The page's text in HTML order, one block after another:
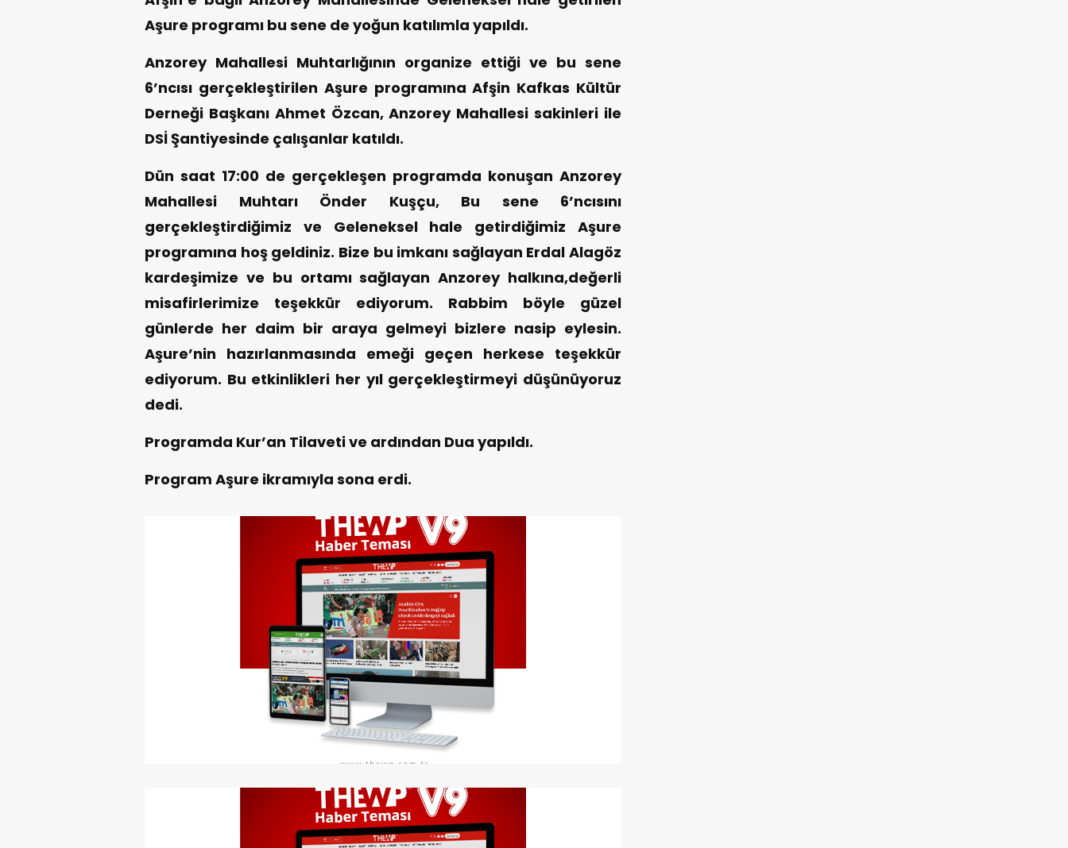
Aşure programı bu sene de yoğun katılımla yapıldı.
Anzorey Mahallesi Muhtarlığının organize ettiği ve bu sene
6’ncısı gerçekleştirilen Aşure programına Afşin Kafkas Kültür
Derneği Başkanı Ahmet Özcan, Anzorey Mahallesi sakinleri ile
DSİ Şantiyesinde çalışanlar katıldı.
Dün saat 17:00 de gerçekleşen programda konuşan Anzorey
Mahallesi Muhtarı Önder Kuşçu, Bu sene 6’ncısını
gerçekleştirdiğimiz ve Geleneksel hale getirdiğimiz Aşure
programına hoş geldiniz. Bize bu imkanı sağlayan Erdal Alagöz
kardeşimize ve bu ortamı sağlayan Anzorey halkına,değerli
misafirlerimize teşekkür ediyorum. Rabbim böyle güzel
günlerde her daim bir araya gelmeyi bizlere nasip eylesin.
Aşure’nin hazırlanmasında emeği geçen herkese teşekkür
ediyorum. Bu etkinlikleri her yıl gerçekleştirmeyi düşünüyoruz
dedi.
Programda Kur’an Tilaveti ve ardından Dua yapıldı.
Program Aşure ikramıyla sona erdi.